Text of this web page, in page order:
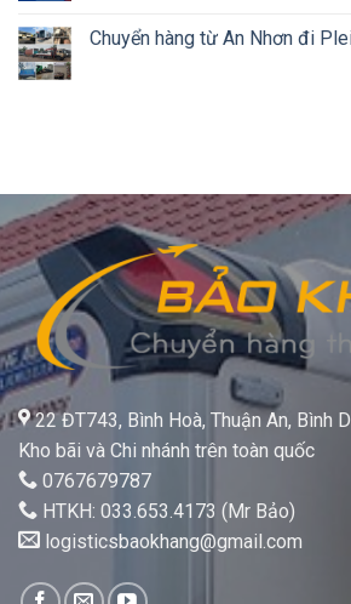
Chuyển hàng từ An Nhơn đi
22 ĐT743, Bình Hoà, Thuận An, Bình
Kho bãi và Chi nhánh trên toàn quốc
0767679787
HTKH: 033.653.4173 (Mr Bảo)
logisticsbaokhang@gmail.com